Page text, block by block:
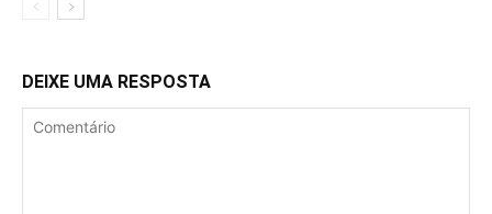
DEIXE UMA RESPOSTA